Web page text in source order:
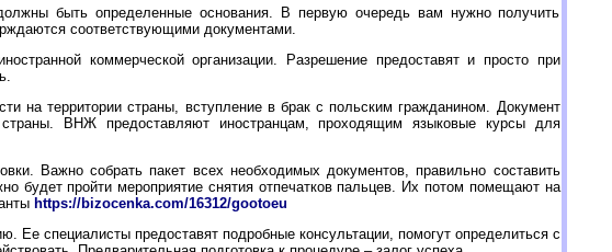
быть определенные основания. В первую очередь вам нужно получить
соответствующими документами.
коммерческой организации. Разрешение предоставят и просто при
на территории страны, вступление в брак с польским гражданином. Документ
ВНЖ предоставляют иностранцам, проходящим языковые курсы для
Важно собрать пакет всех необходимых документов, правильно составить
пройти мероприятие снятия отпечатков пальцев. Их потом помещают на
https://bizocenka.com/16312/gootoeu
специалисты предоставят подробные консультации, помогут определиться с